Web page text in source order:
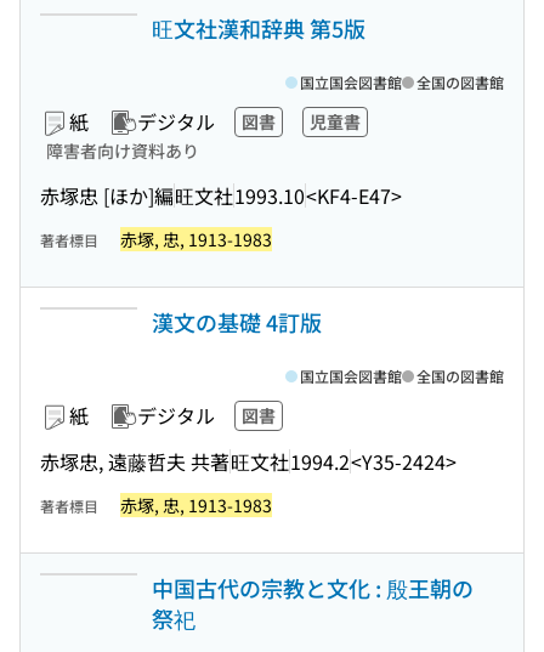
旺文社漢和辞典 第5版
紙 デジタル 図書
児童書
障害者向け資料あり
赤塚忠 [ほか]編旺文社1993.10<KF4-E47>
国立国会図書館 全国の図書館
著者標目 赤塚, 忠, 1913-1983
漢文の基礎 4訂版
紙 デジタル 図書
赤塚忠, 遠藤哲夫 共著旺文社1994.2<Y35-2424>
国立国会図書館 全国の図書館
著者標目 赤塚, 忠, 1913-1983
中国古代の宗教と文化 : 殷王朝の
祭祀